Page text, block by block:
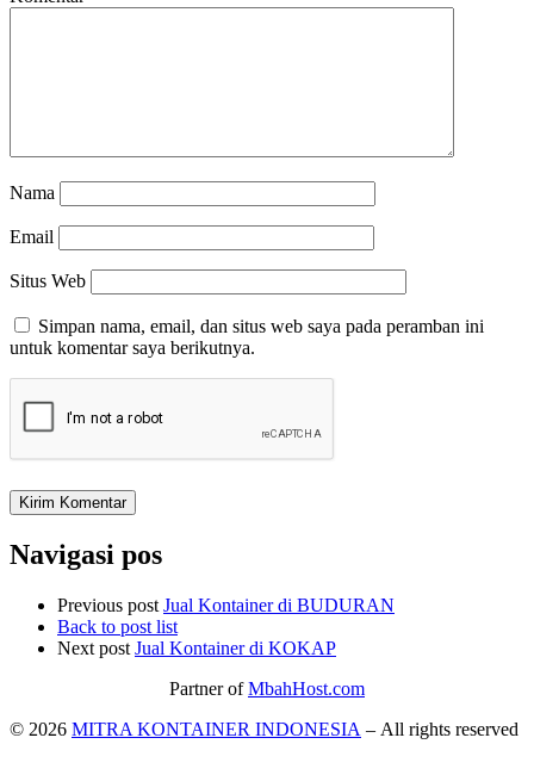
Nama
Email
Situs Web
Simpan nama, email, dan situs web saya pada peramban ini
untuk komentar saya berikutnya.
Navigasi pos
Previous post Jual Kontainer di BUDURAN
Back to post list
Next post Jual Kontainer di KOKAP
Partner ofMbahHost.com
© 2026 MITRA KONTAINER INDONESIA – All rights reserved